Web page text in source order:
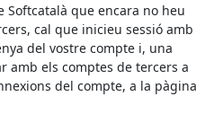
Softcatalà que encara no heu
cal que inicieu sessió amb
del vostre compte i, una
amb els comptes de tercers a
del compte, a la pàgina